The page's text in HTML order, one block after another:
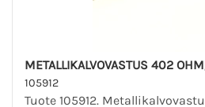
METALLIKALVOVASTUS 402
105912
Tuote 105912.